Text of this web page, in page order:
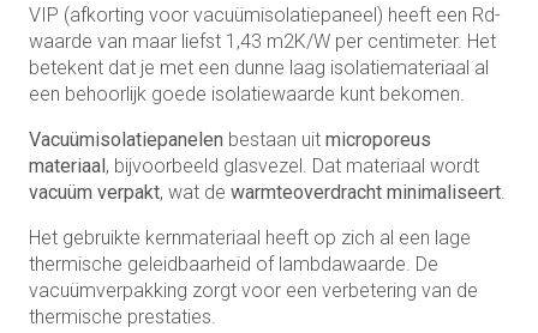
VIP (afkorting voor vacuümisolatiepaneel) heeft een Rd-
waarde van maar liefst 1,43 m2K/W per centimeter. Het
betekent dat je met een dunne laag isolatiemateriaal al
een behoorlijk goede isolatiewaarde kunt bekomen.
Vacuümisolatiepanelen bestaan uit microporeus
materiaal, bijvoorbeeld glasvezel. Dat materiaal wordt
vacuüm verpakt, wat de warmteoverdracht minimaliseert
Het gebruikte kernmateriaal heeft op zich al een lage
thermische geleidbaarheid of lambdawaarde. De
vacuümverpakking zorgt voor een verbetering van de
thermische prestaties.